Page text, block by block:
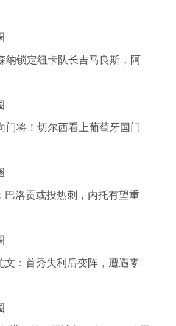
纳锁定纽卡队长吉马良斯，阿
门将！切尔西看上葡萄牙国门
巴洛贡或投热刺，内托有望重
文：首秀失利后变阵，遭遇零